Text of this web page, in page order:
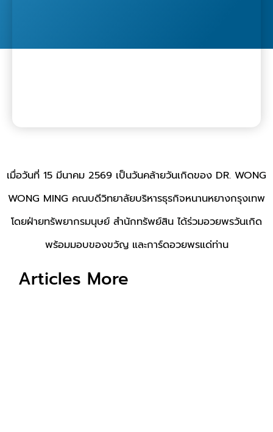
เมื่อวันที่ 15 มีนาคม 2569 เป็นวันคล้ายวันเกิดของ DR. WONG
WONG MING คณบดีวิทยาลัยบริหารธุรกิจหนานหยางกรุงเทพ
โดยฝ่ายทรัพยากรมนุษย์ สำนักทรัพย์สิน ได้ร่วมอวยพรวันเกิด
พร้อมมอบของขวัญ และการ์ดอวยพรแด่ท่าน
Articles More